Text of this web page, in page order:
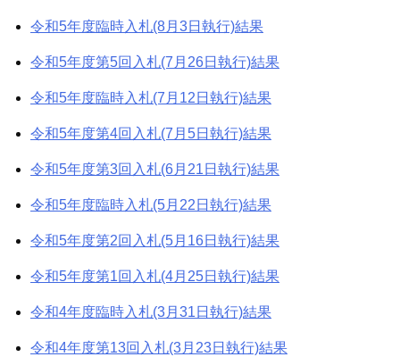
令和5年度臨時入札(8月3日執行)結果
令和5年度第5回入札(7月26日執行)結果
令和5年度臨時入札(7月12日執行)結果
令和5年度第4回入札(7月5日執行)結果
令和5年度第3回入札(6月21日執行)結果
令和5年度臨時入札(5月22日執行)結果
令和5年度第2回入札(5月16日執行)結果
令和5年度第1回入札(4月25日執行)結果
令和4年度臨時入札(3月31日執行)結果
令和4年度第13回入札(3月23日執行)結果